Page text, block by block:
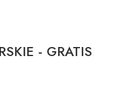
- GRATIS